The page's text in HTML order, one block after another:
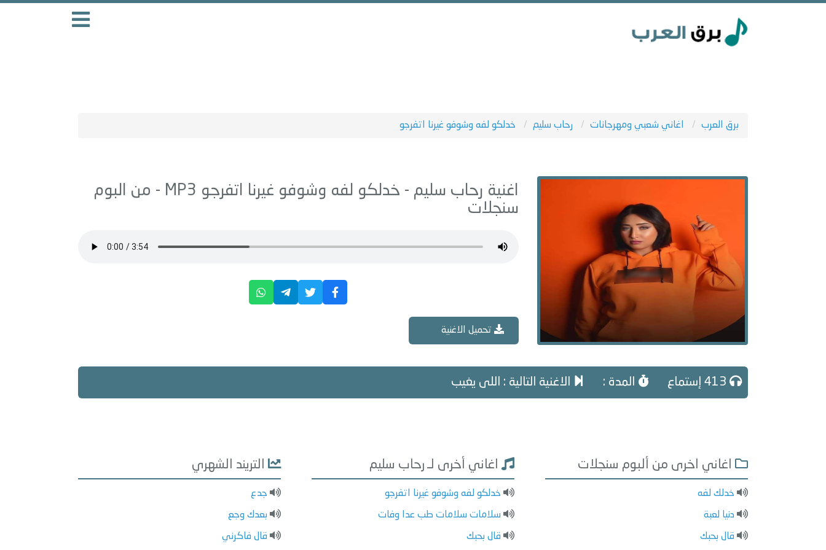
برق العرب اغاني شعبي ومهرجانات رحاب سليم خدلكو لفه وشوفو غيرنا اتفرجو
اغنية رحاب سليم - خدلكو لفه وشوفو غيرنا اتفرجو
سنجلات
تحميل الاغنية
المدة : الاغنية التالية : اللى يغيب
اغاني اخرى من ألبوم سنجلات
خدلك لفه
دنيا لعبة
قال بحبك
اغاني أخرى لـ رحاب سليم
خدلكو لفه وشوفو غيرنا اتفرجو
سلامات سلامات طب عدا وفات
قال بحبك
التريند الشهري
جدع
بعدك وجع
قال فاكرني